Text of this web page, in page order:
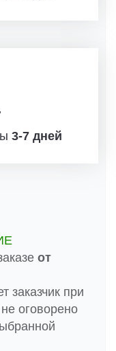
3-7 дней
от
заказчик при
оговорено